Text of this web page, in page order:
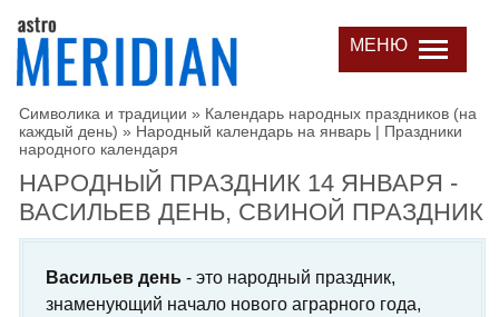
МЕНЮ
Символика и традиции » Календарь народных праздников (на
каждый день) » Народный календарь на январь | Праздники
народного календаря
НАРОДНЫЙ ПРАЗДНИК 14 ЯНВАРЯ -
ВАСИЛЬЕВ ДЕНЬ, СВИНОЙ ПРАЗДНИК
Васильев день - это народный праздник,
знаменующий начало нового аграрного года,